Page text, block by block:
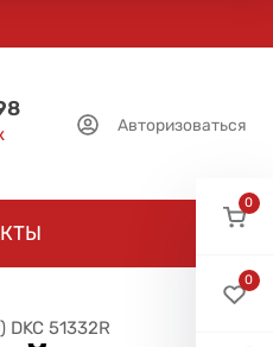
Авторизоваться
51332R
0
0